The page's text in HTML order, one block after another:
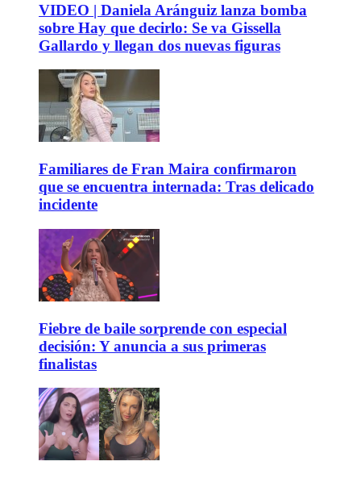
VIDEO | Daniela Aránguiz lanza bomba
sobre Hay que decirlo: Se va Gissella
Gallardo y llegan dos nuevas figuras
Familiares de Fran Maira confirmaron
que se encuentra internada: Tras delicado
incidente
Fiebre de baile sorprende con especial
decisión: Y anuncia a sus primeras
finalistas